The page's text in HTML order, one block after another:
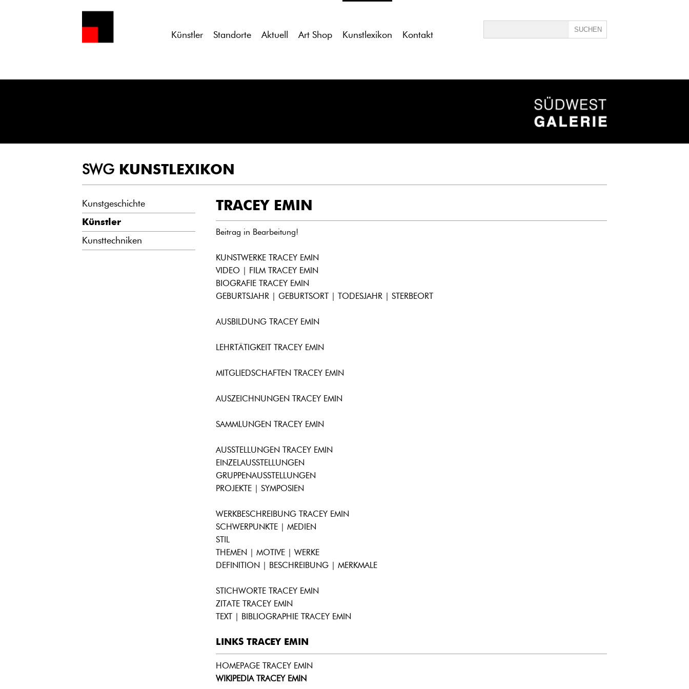
Künstler Standorte Aktuell Art Shop Kunstlexikon Kontakt
SWG KUNSTLEXIKON
Kunstgeschichte
Künstler
Kunsttechniken
TRACEY EMIN
Beitrag in Bearbeitung!
KUNSTWERKE TRACEY EMIN
VIDEO | FILM TRACEY EMIN
BIOGRAFIE TRACEY EMIN
GEBURTSJAHR | GEBURTSORT | TODESJAHR | STERBEORT
AUSBILDUNG TRACEY EMIN
LEHRTÄTIGKEIT TRACEY EMIN
MITGLIEDSCHAFTEN TRACEY EMIN
AUSZEICHNUNGEN TRACEY EMIN
SAMMLUNGEN TRACEY EMIN
AUSSTELLUNGEN TRACEY EMIN
EINZELAUSSTELLUNGEN
GRUPPENAUSSTELLUNGEN
PROJEKTE | SYMPOSIEN
WERKBESCHREIBUNG TRACEY EMIN
SCHWERPUNKTE | MEDIEN
STIL
THEMEN | MOTIVE | WERKE
DEFINITION | BESCHREIBUNG | MERKMALE
STICHWORTE TRACEY EMIN
ZITATE TRACEY EMIN
TEXT | BIBLIOGRAPHIE TRACEY EMIN
LINKS TRACEY EMIN
HOMEPAGE TRACEY EMIN
WIKIPEDIA TRACEY EMIN